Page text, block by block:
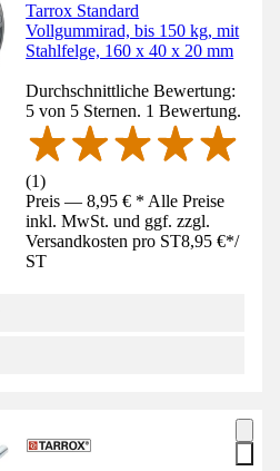
Tarrox Standard
Vollgummirad, bis 150 kg, mit
Stahlfelge, 160 x 40 x 20 mm
Durchschnittliche Bewertung:
5 von 5 Sternen. 1 Bewertung.
(1)
Preis — 8,95 € * Alle Preise
inkl. MwSt. und ggf. zzgl.
Versandkosten pro ST8,95 €*/
ST